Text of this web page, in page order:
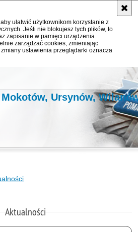
ułatwić użytkownikom korzystanie z
Jeśli nie blokujesz tych plików, to
zapisanie w pamięci urządzenia.
zarządzać cookies, zmieniając
ustawienia przeglądarki oznacza
Mokotów, Ursynów,
Aktualności